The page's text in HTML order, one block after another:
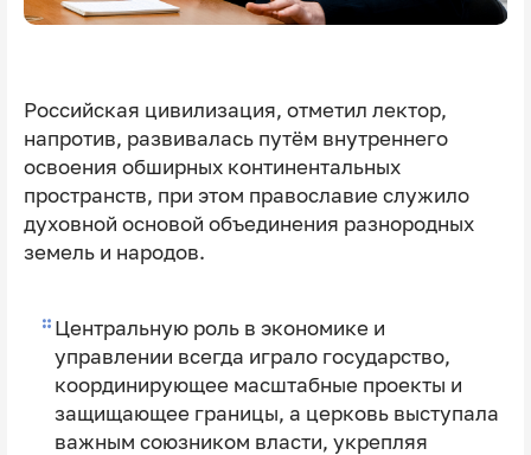
Российская цивилизация, отметил лектор,
напротив, развивалась путём внутреннего
освоения обширных континентальных
пространств, при этом православие служило
духовной основой объединения разнородных
земель и народов.
Центральную роль в экономике и
управлении всегда играло государство,
координирующее масштабные проекты и
защищающее границы, а церковь выступала
важным союзником власти, укрепляя